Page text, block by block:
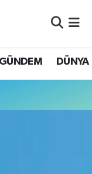
GÜNDEM DÜNYA